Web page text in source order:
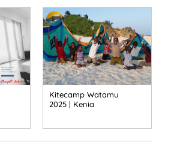
Kitecamp Watamu
2025 | Kenia